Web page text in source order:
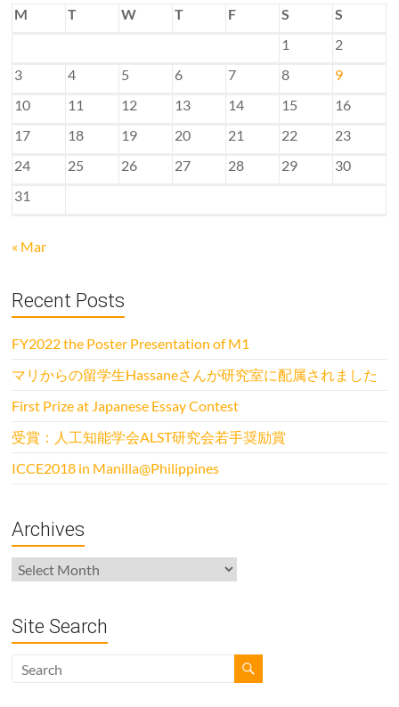
M
T W T F S
S
1
2
3
4 5 6 7 8
9
10
11 12 13 14 15
16
17
18 19 20 21 22
23
24
25 26 27 28 29
30
31
« Mar
Recent Posts
FY2022 the Poster Presentation of M1
マリからの留学生Hassaneさんが研究室に配属されました
First Prize at Japanese Essay Contest
受賞：人工知能学会ALST研究会若手奨励賞
ICCE2018 in Manilla@Philippines
Archives
Archives
Site Search